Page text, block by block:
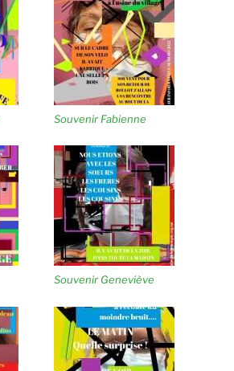
Souvenir Fabienne
Souvenir Geneviève